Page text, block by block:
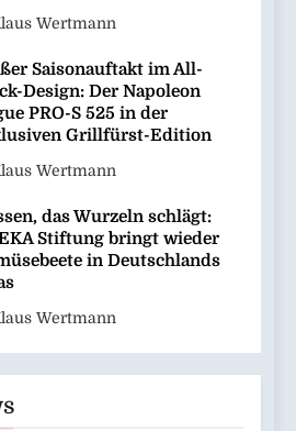
Wertmann
Saisonauftakt im All-
Design: Der Napoleon
PRO-S 525 in der
Grillfürst-Edition
Wertmann
das Wurzeln schlägt:
Stiftung bringt wieder
in Deutschlands
Wertmann